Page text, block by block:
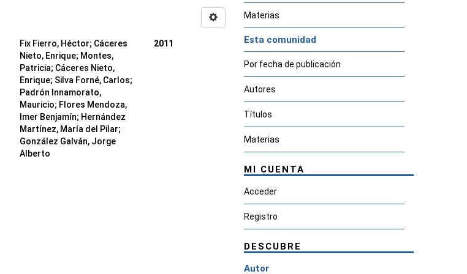
Fix Fierro, Héctor; Cáceres
Nieto, Enrique; Montes,
Patricia; Cáceres Nieto,
Enrique; Silva Forné, Carlos;
Padrón Innamorato,
Mauricio; Flores Mendoza,
Imer Benjamín; Hernández
Martínez, María del Pilar;
González Galván, Jorge
Alberto
2011
Materias
Esta comunidad
Por fecha de publicación
Autores
Títulos
Materias
MI CUENTA
Acceder
Registro
DESCUBRE
Autor